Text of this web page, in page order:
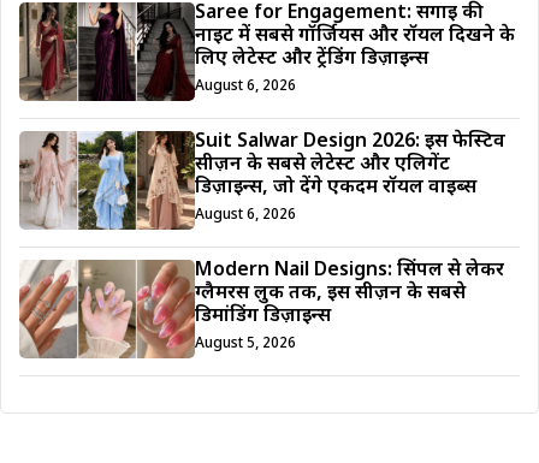
Saree for Engagement: सगाई की
नाइट में सबसे गॉर्जियस और रॉयल दिखने के
लिए लेटेस्ट और ट्रेंडिंग डिज़ाइन्स
August 6, 2026
Suit Salwar Design 2026: इस फेस्टिव
सीज़न के सबसे लेटेस्ट और एलिगेंट
डिज़ाइन्स, जो देंगे एकदम रॉयल वाइब्स
August 6, 2026
Modern Nail Designs: सिंपल से लेकर
ग्लैमरस लुक तक, इस सीज़न के सबसे
डिमांडिंग डिज़ाइन्स
August 5, 2026